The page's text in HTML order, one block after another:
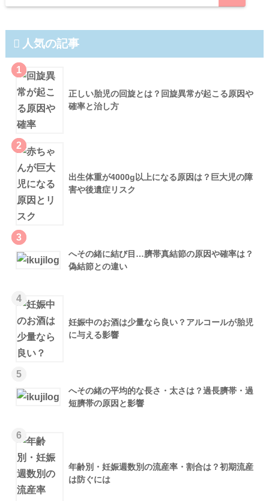
人気の記事
1
正しい胎児の回旋とは？回旋異常が起こる原因や
確率と治し方
2
出生体重が4000g以上になる原因は？巨大児の障
害や後遺症リスク
3
へその緒に結び目…臍帯真結節の原因や確率は？
偽結節との違い
4
妊娠中のお酒は少量なら良い？アルコールが胎児
に与える影響
5
へその緒の平均的な長さ・太さは？過長臍帯・過
短臍帯の原因と影響
6
年齢別・妊娠週数別の流産率・割合は？初期流産
は防ぐには